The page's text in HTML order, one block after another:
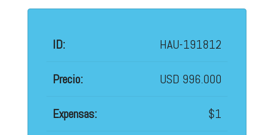
ID: HAU-191812
Precio: USD 996.000
Expensas: $1